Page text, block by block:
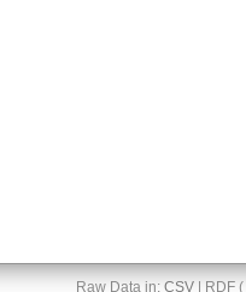
Raw Data in: CSV| RDF (